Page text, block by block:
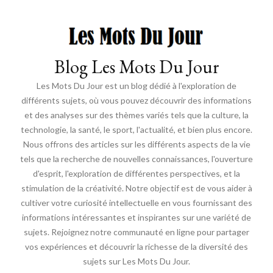
Blog Les Mots Du Jour
Les Mots Du Jour est un blog dédié à l'exploration de
différents sujets, où vous pouvez découvrir des informations
et des analyses sur des thèmes variés tels que la culture, la
technologie, la santé, le sport, l'actualité, et bien plus encore.
Nous offrons des articles sur les différents aspects de la vie
tels que la recherche de nouvelles connaissances, l'ouverture
d'esprit, l'exploration de différentes perspectives, et la
stimulation de la créativité. Notre objectif est de vous aider à
cultiver votre curiosité intellectuelle en vous fournissant des
informations intéressantes et inspirantes sur une variété de
sujets. Rejoignez notre communauté en ligne pour partager
vos expériences et découvrir la richesse de la diversité des
sujets sur Les Mots Du Jour.